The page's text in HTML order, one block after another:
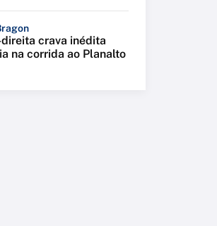
crava inédita
na corrida ao Planalto